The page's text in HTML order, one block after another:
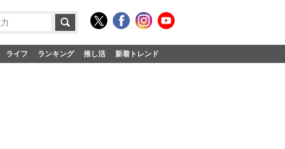
ライフ ランキング 推し活 新着トレンド